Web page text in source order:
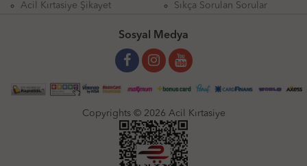
Acil Kırtasiye Şikayet
Sıkça Sorulan Sorular
Sosyal Medya
Copyrights © 2026 Acil Kırtasiye